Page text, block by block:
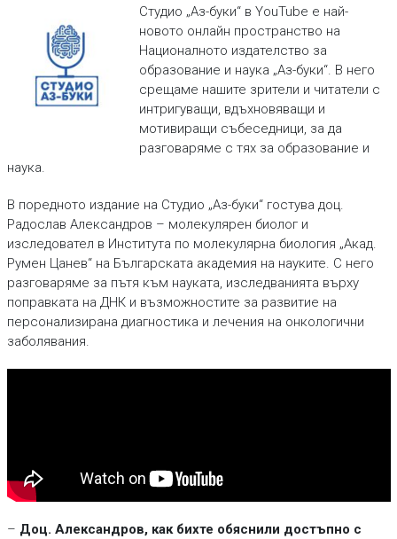
Студио „Аз-буки“ в YouTube е най-
новото онлайн пространство на
Националното издателство за
образование и наука „Аз-буки“. В него
срещаме нашите зрители и читатели с
интригуващи, вдъхновяващи и
мотивиращи събеседници, за да
разговаряме с тях за образование и
наука.
В поредното издание на Студио „Аз-буки“ гостува доц.
Радослав Александров – молекулярен биолог и
изследовател в Института по молекулярна биология „Акад.
Румен Цанев“ на Българската академия на науките. С него
разговаряме за пътя към науката, изследванията върху
поправката на ДНК и възможностите за развитие на
персонализирана диагностика и лечения на онкологични
заболявания.
– Доц. Александров, как бихте обяснили достъпно с